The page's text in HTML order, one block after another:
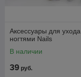
Аксессуары для ухода
ногтями Nails
В наличии
39 руб.